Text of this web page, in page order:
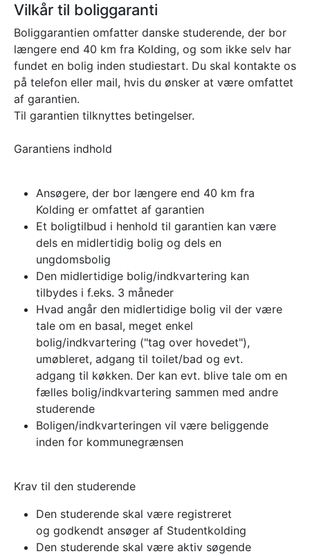
Vilkår til boliggaranti
Boliggarantien omfatter danske studerende, der bor
længere end 40 km fra Kolding, og som ikke selv har
fundet en bolig inden studiestart. Du skal kontakte os
på telefon eller mail, hvis du ønsker at være omfattet
af garantien.
Til garantien tilknyttes betingelser.
Garantiens indhold
Ansøgere, der bor længere end 40 km fra
Kolding er omfattet af garantien
Et boligtilbud i henhold til garantien kan være
dels en midlertidig bolig og dels en
ungdomsbolig
Den midlertidige bolig/indkvartering kan
tilbydes i f.eks. 3 måneder
Hvad angår den midlertidige bolig vil der være
tale om en basal, meget enkel
bolig/indkvartering ("tag over hovedet"),
umøbleret, adgang til toilet/bad og evt.
adgang til køkken. Der kan evt. blive tale om en
fælles bolig/indkvartering sammen med andre
studerende
Boligen/indkvarteringen vil være beliggende
inden for kommunegrænsen
Krav til den studerende
Den studerende skal være registreret
og godkendt ansøger af Studentkolding
Den studerende skal være aktiv søgende